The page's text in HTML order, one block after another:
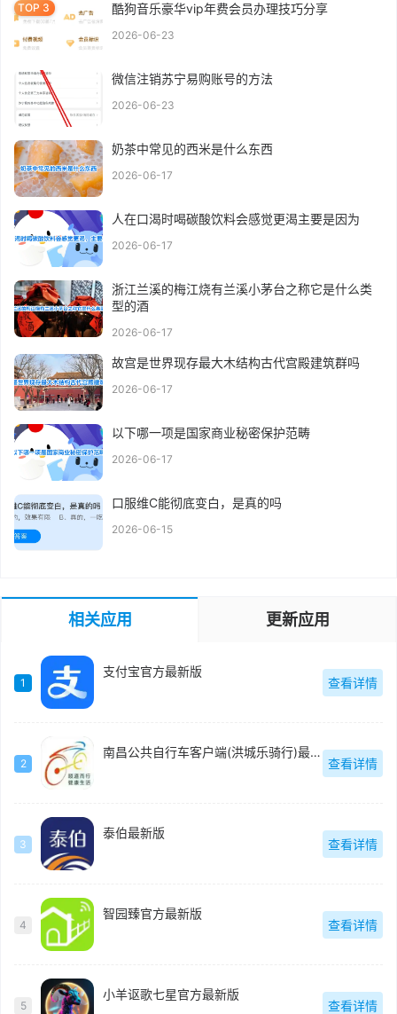
酷狗音乐豪华vip年费会员办理技巧分享
2026-06-23
微信注销苏宁易购账号的方法
2026-06-23
奶茶中常见的西米是什么东西
2026-06-17
人在口渴时喝碳酸饮料会感觉更渴主要是因为
2026-06-17
浙江兰溪的梅江烧有兰溪小茅台之称它是什么类
型的酒
2026-06-17
故宫是世界现存最大木结构古代宫殿建筑群吗
2026-06-17
以下哪一项是国家商业秘密保护范畴
2026-06-17
口服维C能彻底变白，是真的吗
2026-06-15
相关应用 更新应用
1
支付宝官方最新版
查看详情
2
南昌公共自行车客户端(洪城乐骑行)最新版
查看详情
3
泰伯最新版
查看详情
4
智园臻官方最新版
查看详情
5
小羊讴歌七星官方最新版
查看详情